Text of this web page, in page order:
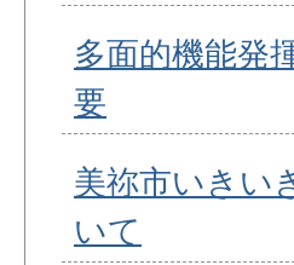
多面的機能発
要
美祢市いきい
いて